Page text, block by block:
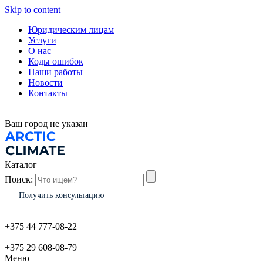
Skip to content
Юридическим лицам
Услуги
О нас
Коды ошибок
Наши работы
Новости
Контакты
Ваш город не указан
Каталог
Поиск:
Получить консультацию
+375 44 777-08-22
+375 29 608-08-79
Меню